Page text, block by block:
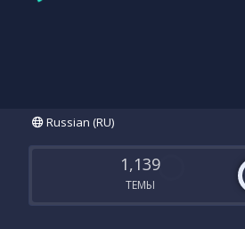
Russian (RU)
1,139
ТЕМЫ